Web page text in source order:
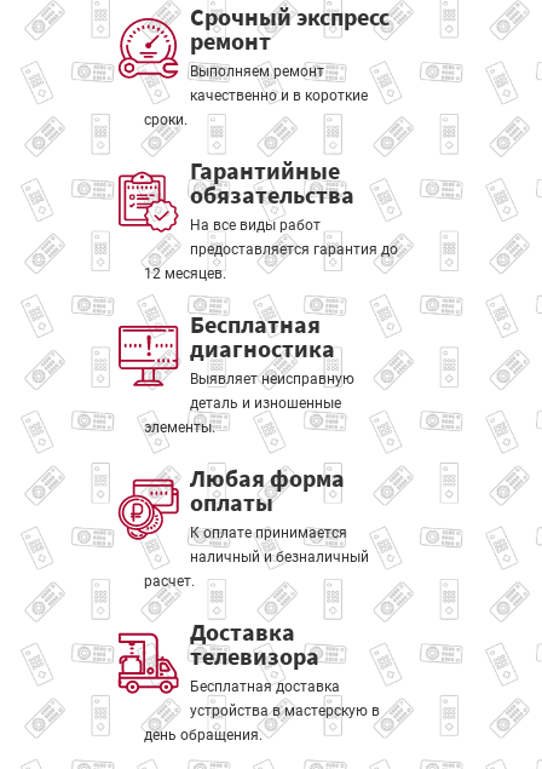
Срочный экспресс
ремонт
Выполняем ремонт
качественно и в короткие
сроки.
Гарантийные
обязательства
На все виды работ
предоставляется гарантия до
12 месяцев.
Бесплатная
диагностика
Выявляет неисправную
деталь и изношенные
элементы.
Любая форма
оплаты
К оплате принимается
наличный и безналичный
расчет.
Доставка
телевизора
Бесплатная доставка
устройства в мастерскую в
день обращения.